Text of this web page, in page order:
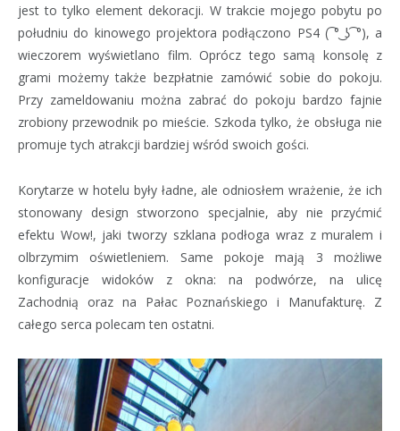
jest to tylko element dekoracji. W trakcie mojego pobytu po
południu do kinowego projektora podłączono PS4 ( ͡° ͜ʖ ͡°), a
wieczorem wyświetlano film. Oprócz tego samą konsolę z
grami możemy także bezpłatnie zamówić sobie do pokoju.
Przy zameldowaniu można zabrać do pokoju bardzo fajnie
zrobiony przewodnik po mieście. Szkoda tylko, że obsługa nie
promuje tych atrakcji bardziej wśród swoich gości.
Korytarze w hotelu były ładne, ale odniosłem wrażenie, że ich
stonowany design stworzono specjalnie, aby nie przyćmić
efektu Wow!, jaki tworzy szklana podłoga wraz z muralem i
olbrzymim oświetleniem. Same pokoje mają 3 możliwe
konfiguracje widoków z okna: na podwórze, na ulicę
Zachodnią oraz na Pałac Poznańskiego i Manufakturę. Z
całego serca polecam ten ostatni.